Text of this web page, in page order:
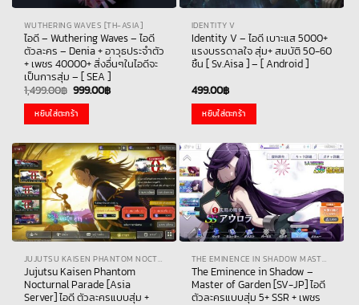
WUTHERING WAVES [TH-ASIA]
ไอดี – Wuthering Waves – ไอดี
ตัวละคร – Denia + อาวุธประจำตัว
+ เพชร 40000+ สิ่งอื่นๆในไอดีจะ
เป็นการสุ่ม – [ SEA ]
1,499.00฿ Original
price
was:
1,499.00฿.
999.00฿Current
price
หยิบใส่ตะกร้า
IDENTITY V
Identity V – ไอดี เบาะแส 5000+
แรงบรรดาลใจ สุ่ม+ สมบัติ 50-60
ชิ้น [ Sv.Aisa ] – [ Android ]
499.00฿
หยิบใส่ตะกร้า
JUJUTSU KAISEN PHANTOM NOCTURNAL PARADE
Jujutsu Kaisen Phantom
Nocturnal Parade [Asia
Server] ไอดี ตัวละครแบบสุ่ม +
THE EMINENCE IN SHADOW MASTER OF GARDEN
The Eminence in Shadow –
Master of Garden [SV-JP] ไอดี
ตัวละครแบบสุ่ม 5+ SSR + เพชร